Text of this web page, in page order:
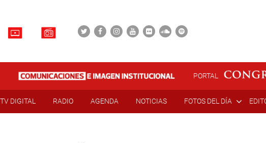
PORTAL
TV DIGITAL RADIO AGENDA NOTICIAS FOTOS DEL DÍA